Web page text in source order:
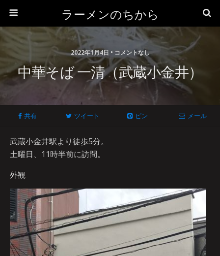
ラーメンのちから
2022年1月4日 • コメントなし
中華そば 一清（武蔵小金井）
共有 ツイート ピン メール
武蔵小金井駅より徒歩5分。
土曜日、11時半前に訪問。
外観